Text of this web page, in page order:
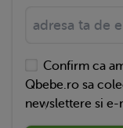
Confirm ca
Qbebe.ro sa
newslettere si